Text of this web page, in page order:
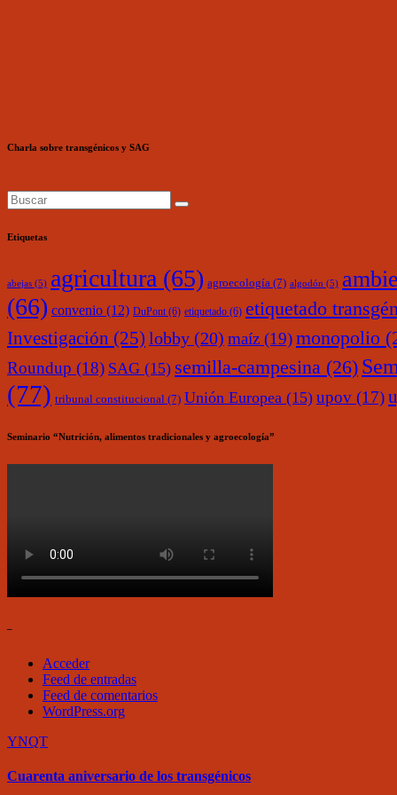
Charla sobre transgénicos y SAG
Etiquetas
abejas (5) agricultura (65) agroecología (7) algodón (5)
(66) convenio (12) DuPont (6) etiquetado (6) etiquetado
Investigación (25) lobby (20) maíz (19)monopolio
Roundup (18) SAG (15) semilla-campesina (26)
(77) tribunal constitucional (7) Unión Europea (15) upov (17)
Seminario “Nutrición, alimentos tradicionales y agroecología”
–
Acceder
Feed de entradas
Feed de comentarios
WordPress.org
YNQT
Cuarenta aniversario de los transgénicos